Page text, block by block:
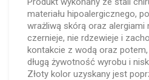
materiału hipoalergicznego,
wrażliwą skórą oraz alergiami
czernieje, nie rdzewieje i
kontakcie z wodą oraz potem,
długą żywotność wyrobu i
Złoty kolor uzyskany jest